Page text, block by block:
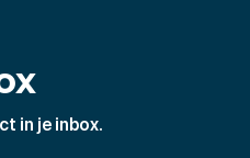
in je inbox.